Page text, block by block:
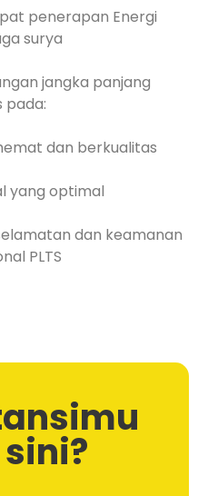
penerapan Energi
surya
jangka panjang
pada:
dan berkualitas
yang optimal
dan keamanan
PLTS